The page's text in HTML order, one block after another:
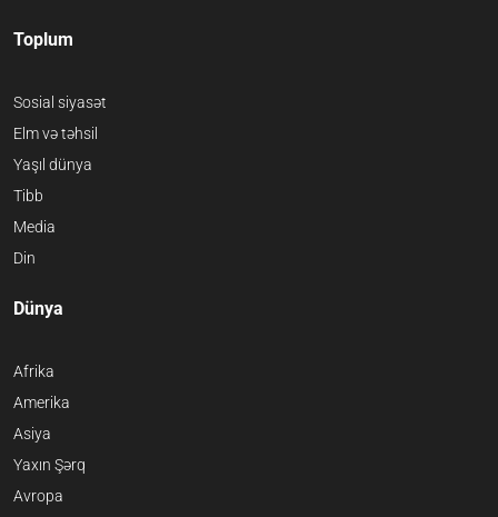
Toplum
Sosial siyasət
Elm və təhsil
Yaşıl dünya
Tibb
Media
Din
Dünya
Afrika
Amerika
Asiya
Yaxın Şərq
Avropa